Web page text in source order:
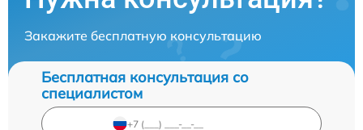
Закажите бесплатную консультацию
Бесплатная консультация со
специалистом